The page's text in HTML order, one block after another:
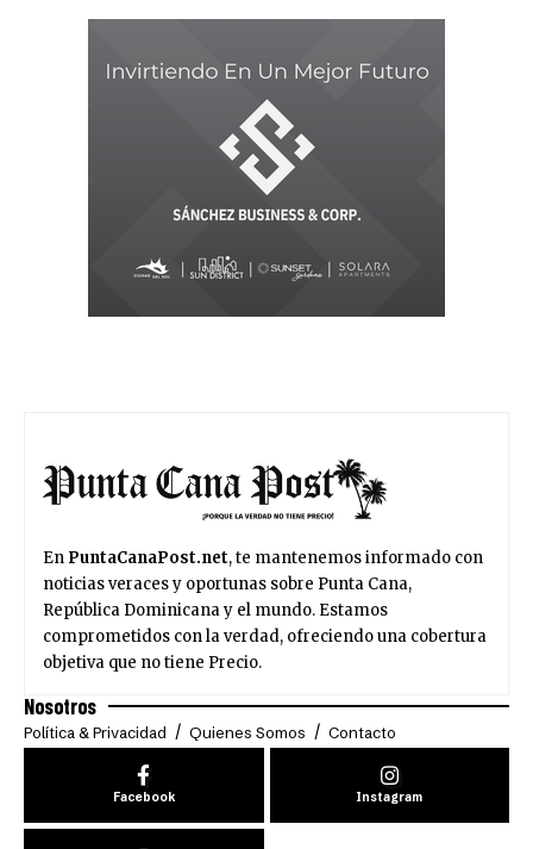
En PuntaCanaPost.net, te mantenemos informado con
noticias veraces y oportunas sobre Punta Cana,
República Dominicana y el mundo. Estamos
comprometidos con la verdad, ofreciendo una cobertura
objetiva que no tiene Precio.
Nosotros
Política & Privacidad Quienes Somos Contacto
Facebook Instagram